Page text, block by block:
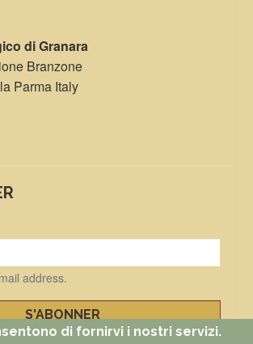
di Granara
Branzone
Parma Italy
address.
di fornirvi i nostri servizi.